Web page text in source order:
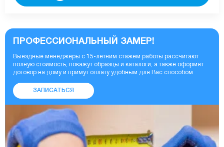
ПРОФЕССИОНАЛЬНЫЙ ЗАМЕР!
Выездные менеджеры с 15-летним стажем работы рассчитают
полную стоимость, покажут образцы и каталоги, а также оформят
договор на дому и примут оплату удобным для Вас способом.
ЗАПИСАТЬСЯ